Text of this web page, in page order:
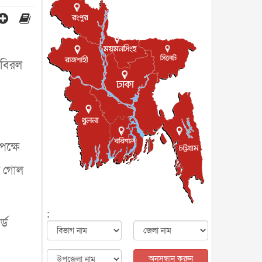
গোল
পাকিস্তান-তুরস্কের সঙ্গে প্রতিরক্ষা
চুক্তি সৌদি আরবকে কতটা ন...
আন্তর্জাতিক ৮ আগস্ট, ২০২৬
যুক্তরাজ্যে গ্রুমিং কেলেঙ্কারি :
পাকিস্তানির অপরাধে অস্বস্তি...
আন্তর্জাতিক
বিরোধ কাটিয়ে কূটনৈতিক সম্পর্ক
পুনঃস্থাপন করছে মেক্সিকো ও
পের...আন্তর্জাতিক ৮ আগস্ট, ২০২৬
এবার ওটিটিতে মুক্তি পেল ‘মালিক’
বিনোদন ৮ আগস্ট, ২০২৬
রিয়ালকে ‘না’ বলা রদ্রির জন্য
বার্সার কাছে কত চাইল ম্যানসিটি
শিল্পকলায় চলচ্চিত্র উৎসব, বিনা
মূল্যে দেখা যাবে ৬ সিনেমা
বিনোদন
;
অনুসন্ধান করুন